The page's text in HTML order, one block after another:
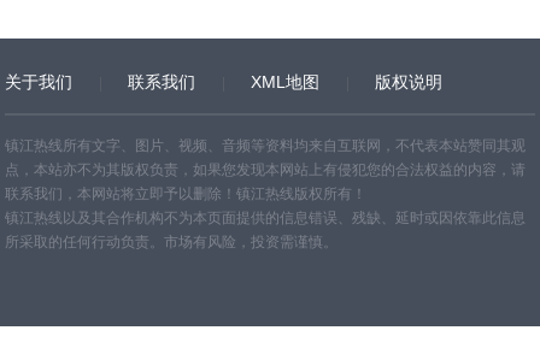
关于我们 联系我们 XML地图 版权说明
网站地图 TXT
镇江热线所有文字、图片、视频、音频等资料均来自互联网，不代表本站赞同其观
点，本站亦不为其版权负责，如果您发现本网站上有侵犯您的合法权益的内容，请
联系我们，本网站将立即予以删除！镇江热线版权所有！
镇江热线以及其合作机构不为本页面提供的信息错误、残缺、延时或因依靠此信息
所采取的任何行动负责。市场有风险，投资需谨慎。